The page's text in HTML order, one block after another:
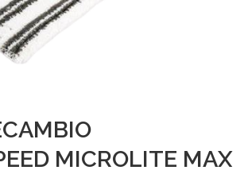
MICROLITE MAX